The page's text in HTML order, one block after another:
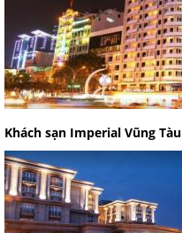
Khách sạn Imperial Vũng Tàu